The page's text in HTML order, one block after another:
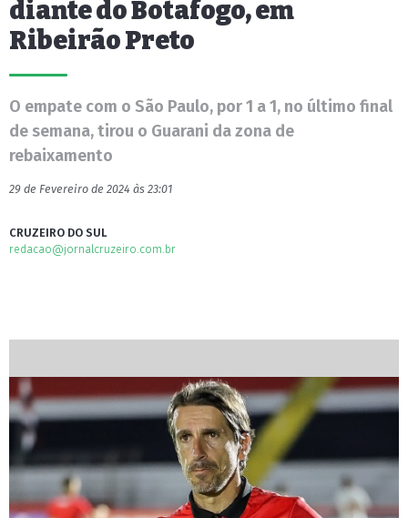
diante do Botafogo, em
Ribeirão Preto
O empate com o São Paulo, por 1 a 1, no último final
de semana, tirou o Guarani da zona de
rebaixamento
29 de Fevereiro de 2024 às 23:01
CRUZEIRO DO SUL
redacao@jornalcruzeiro.com.br